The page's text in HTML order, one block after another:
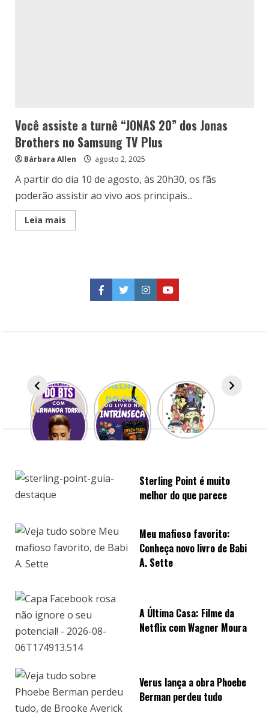
Você assiste a turnê “JONAS 20” dos Jonas
Brothers no Samsung TV Plus
Bárbara Allen agosto 2, 2025
A partir do dia 10 de agosto, às 20h30, os fãs
poderão assistir ao vivo aos principais...
Leia mais
more
“JONAS
Facebook
TwitterInstagramYouTube
Sterling Point é muito
melhor do que parece
Meu mafioso favorito:
Conheça novo livro de Babi
A. Sette
A Última Casa: Filme da
Netflix com Wagner Moura
Verus lança a obra Phoebe
Berman perdeu tudo